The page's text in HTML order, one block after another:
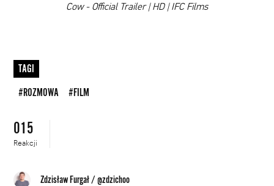
00:00
Cow - Official Trailer | HD | IFC Films
TAGI
#ROZMOWA #FILM
015
Reakcji
Zdzisław Furgał/@zdzichoo